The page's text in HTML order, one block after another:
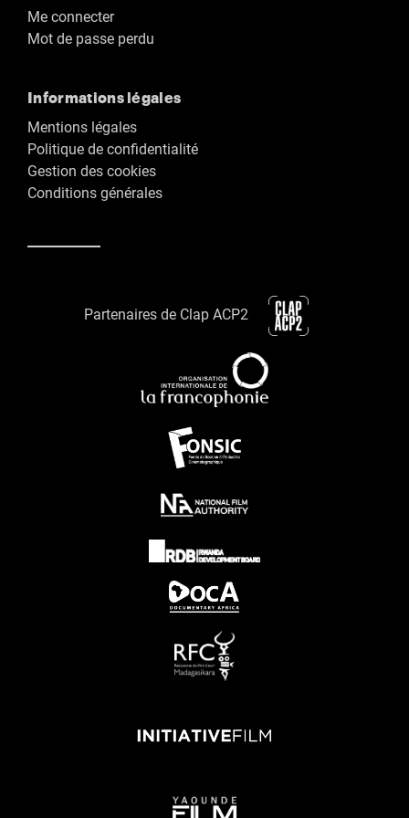
Me connecter
Mot de passe perdu
Informations légales
Mentions légales
Politique de confidentialité
Gestion des cookies
Conditions générales
Partenaires de Clap ACP2